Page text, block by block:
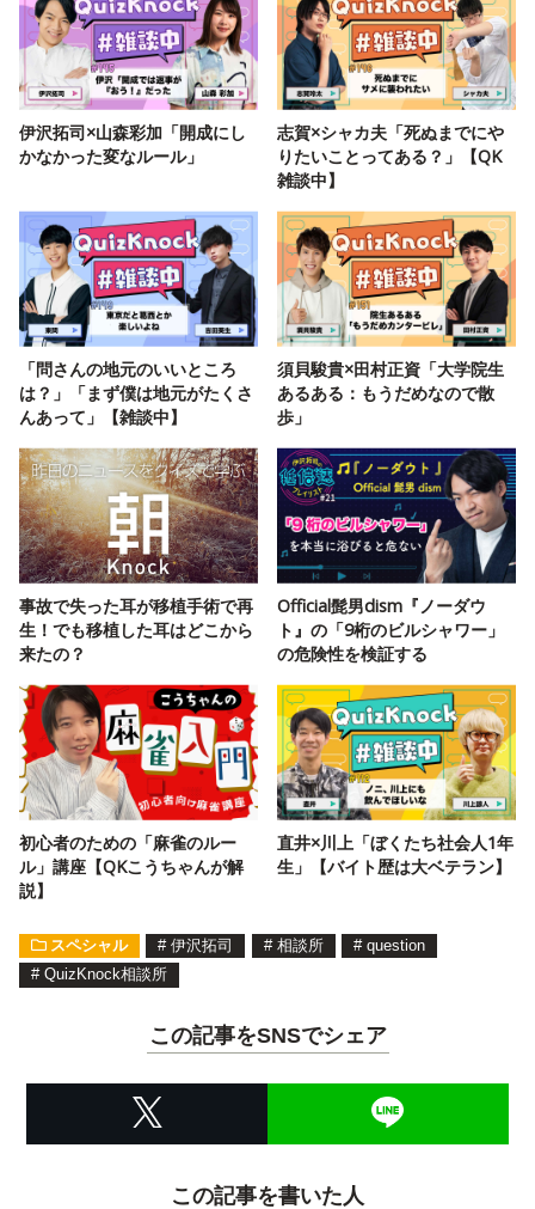
伊沢拓司×山森彩加「開成にし
かなかった変なルール」
志賀×シャカ夫「死ぬまでにや
りたいことってある？」【QK
雑談中】
「問さんの地元のいいところ
は？」「まず僕は地元がたくさ
んあって」【雑談中】
須貝駿貴×田村正資「大学院生
あるある：もうだめなので散
歩」
事故で失った耳が移植手術で再
生！でも移植した耳はどこから
来たの？
Official髭男dism『ノーダウ
ト』の「9桁のビルシャワー」
の危険性を検証する
初心者のための「麻雀のルー
ル」講座【QKこうちゃんが解
説】
直井×川上「ぼくたち社会人1年
生」【バイト歴は大ベテラン】
スペシャル # 伊沢拓司 # 相談所 # question
# QuizKnock相談所
この記事をSNSでシェア
この記事を書いた人